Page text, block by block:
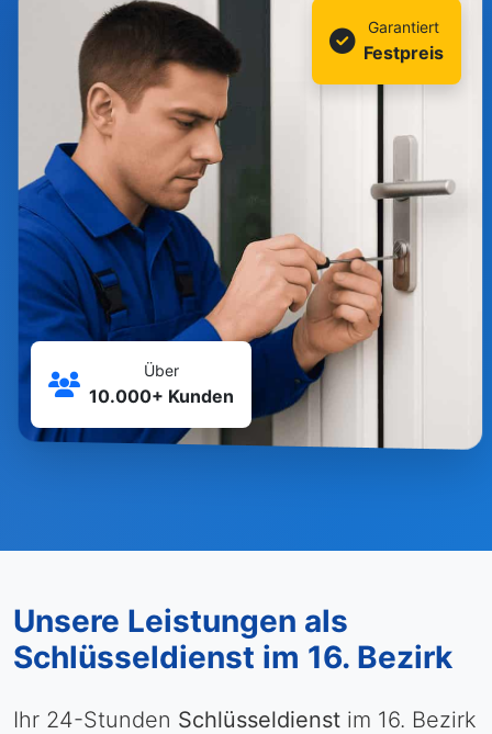
Garantiert
Festpreis
Über
10.000+ Kunden
Unsere Leistungen als
Schlüsseldienst im 16. Bezirk
Ihr 24-Stunden Schlüsseldienst im 16. Bezirk